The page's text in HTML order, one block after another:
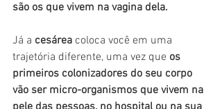
são os que vivem na vagina dela.
Já a cesárea coloca você em uma
trajetória diferente, uma vez que os
primeiros colonizadores do seu corpo
vão ser micro-organismos que vivem na